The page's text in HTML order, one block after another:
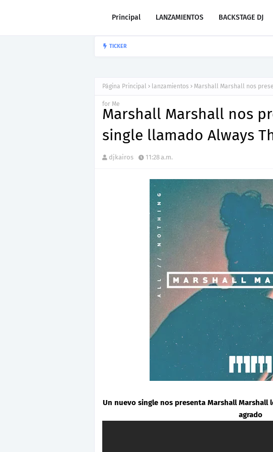
Principal LANZAMIENTOS BACKSTAGE DJ
TICKER
Página Principal lanzamientos Marshall Marshall nos
for Me
Marshall Marshall nos
single llamado Always
djkairos 11:28 a.m.
Un nuevo single nos presenta Marshall Marshall
agrado